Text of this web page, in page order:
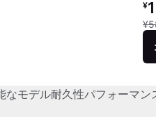
¥
なモデル耐久性パフォーマン